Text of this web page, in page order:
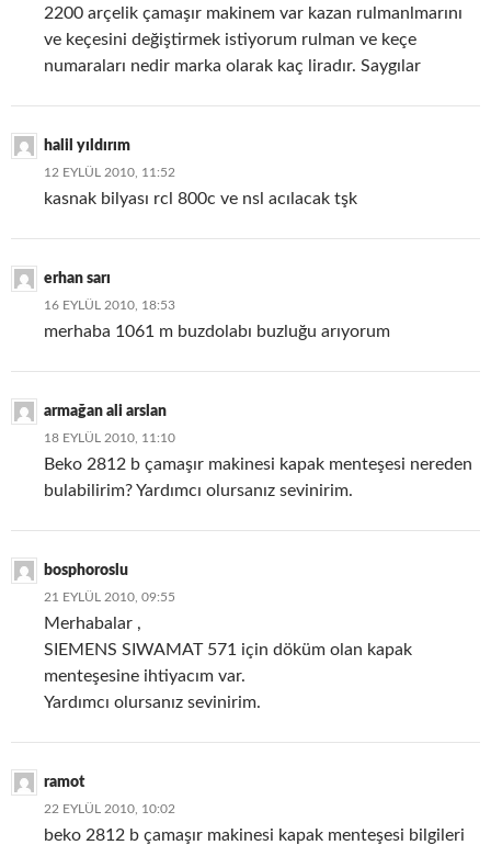
2200 arçelik çamaşır makinem var kazan rulmanlmarını
ve keçesini değiştirmek istiyorum rulman ve keçe
numaraları nedir marka olarak kaç liradır. Saygılar
halil yıldırım
12 EYLÜL 2010, 11:52
kasnak bilyası rcl 800c ve nsl acılacak tşk
erhan sarı
16 EYLÜL 2010, 18:53
merhaba 1061 m buzdolabı buzluğu arıyorum
armağan ali arslan
18 EYLÜL 2010, 11:10
Beko 2812 b çamaşır makinesi kapak menteşesi nereden
bulabilirim? Yardımcı olursanız sevinirim.
bosphoroslu
21 EYLÜL 2010, 09:55
Merhabalar ,
SIEMENS SIWAMAT 571 için döküm olan kapak
menteşesine ihtiyacım var.
Yardımcı olursanız sevinirim.
ramot
22 EYLÜL 2010, 10:02
beko 2812 b çamaşır makinesi kapak menteşesi bilgileri